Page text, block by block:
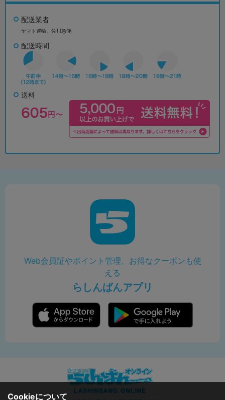
配送業者
ヤマト運輸、佐川急便
配送時間
送料
Web会員証やポイント管理、お得なクーポンも使
える
らしんばんアプリ
Cookieについて